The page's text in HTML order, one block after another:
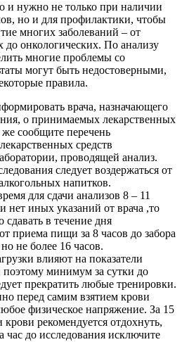
и нужно не только при наличии
но и для профилактики, чтобы
многих заболеваний – от
до онкологических. По анализу
многие проблемы со
могут быть недостоверными,
правила.
врача, назначающего
о принимаемых лекарственных
же сообщите перечень
средств
проводящей анализ.
следует воздержаться от
напитков.
для сдачи анализов 8 – 11
нет иных указаний от врача ,то
в течение дня
приема пищи за 8 часов до забора
не более 16 часов.
влияют на показатели
поэтому минимум за сутки до
прекратить любые тренировки.
перед самим взятием крови
физическое напряжение. За 15
крови рекомендуется отдохнуть,
час до исследования исключите